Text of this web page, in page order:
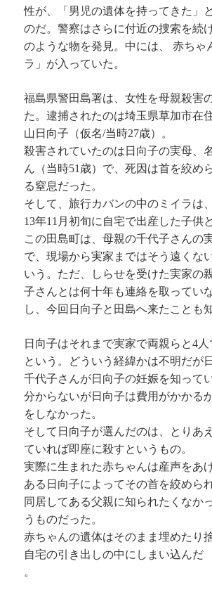
性が、「男児の遺体を持ってきた」
のだ。警察はさらに付近の捜索を続
のような物を発見。中には、 赤ちゃ
ラ」が入っていた。
福島県警田島署は、女性を母親殺害
た。逮捕されたのは埼玉県草加市在
山日向子（仮名/当時27歳）。
殺害されていたのは日向子の実母、
ん（当時51歳）で、死因は首を絞め
る窒息だった。
そして、旅行カバンの中のミイラは
13年11月初旬に自宅で出産した子供
この田島町は、母親の千代子さんの
で、現場から実家まではそう遠くな
いう。ただ、しらせを受けた実家の
子さんとは何十年も連絡を取ってい
し、今回日向子と田島へ来たことも
日向子はそれまで実家で両親らと4
という。どういう経緯かは不明だが
千代子さんが日向子の妊娠を知って
分からないが日向子は費用がかかる
をしなかった。
そして日向子が選んだのは、とりあ
ていれば即座に殺すというもの。
実際に生まれた赤ちゃんは産声をあ
ある日向子によってその首を絞めら
同居してある父親に知られたくなか
うものだった。
赤ちゃんの遺体はそのまま埋めたり
自宅の引き出しの中にしまい込んだ
。